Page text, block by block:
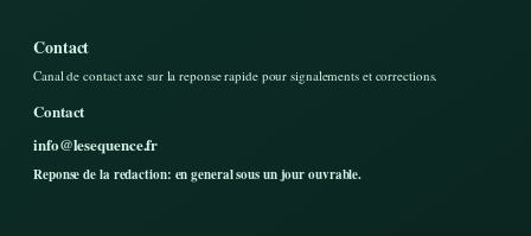
Contact
Canal de contact axe sur la reponse rapide pour signalements et corrections.
Contact
info@lesequence.fr
Reponse de la redaction: en general sous un jour ouvrable.